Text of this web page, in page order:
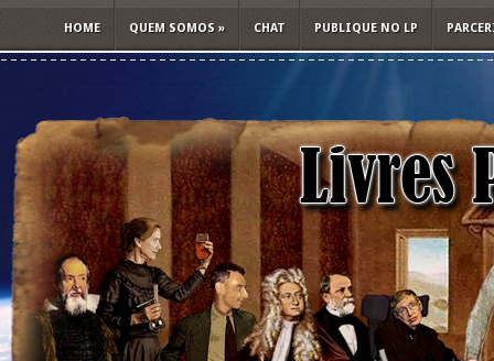
HOME QUEM SOMOS » CHAT PUBLIQUE NO LP